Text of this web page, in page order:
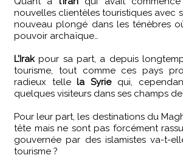
nouvelles clientèles touristiques avec
nouveau plongé dans les ténèbres
pouvoir archaïque…
L’Irakpour sa part, a depuis
tourisme, tout comme ces pays
radieux tellela Syriequi,
quelques visiteurs dans ses champs
Pour leur part, les destinations du
tête mais ne sont pas forcément
gouvernée par des islamistes va-t-
tourisme ?